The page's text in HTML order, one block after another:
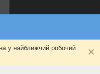
у найближчий робочий